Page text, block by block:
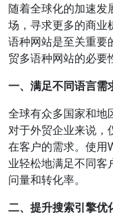
随着全球化的加速发
场，寻求更多的商业
语种网站是至关重
贸多语种网站的必要
一、满足不同语言需
全球有众多国家和地
对于外贸企业来说，
在客户的需求。使
业轻松地满足不同客
问量和转化率。
二、提升搜索引擎优